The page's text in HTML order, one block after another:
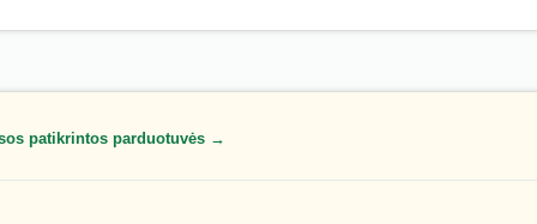
patikrintos parduotuvės →